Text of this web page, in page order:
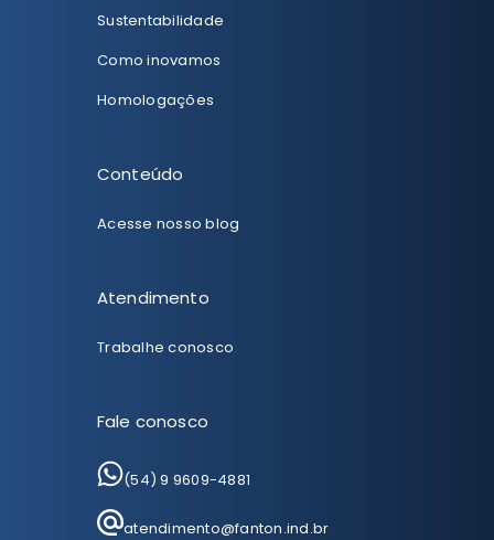
Sustentabilidade
Como inovamos
Homologações
Conteúdo
Acesse nosso blog
Atendimento
Trabalhe conosco
Fale conosco
(54) 9 9609-4881
atendimento@fanton.ind.br